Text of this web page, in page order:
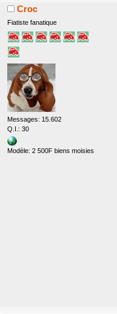
Croc
Fiatiste fanatique
Messages: 15.602
Q.I.: 30
Modèle: 2 500F biens moisies